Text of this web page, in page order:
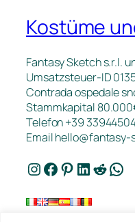
Kostüme
Fantasy Sketch s.r.l.
Umsatzsteuer-ID
Contrada ospedale
Stammkapital
Telefon +39
Emailhello@fantasy-
Instagram Facebook Pinterest LinkedIn Reddit WhatsApp